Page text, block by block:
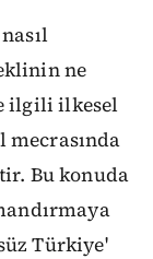
ne
ilgili ilkesel
Bu konuda
Türkiye'